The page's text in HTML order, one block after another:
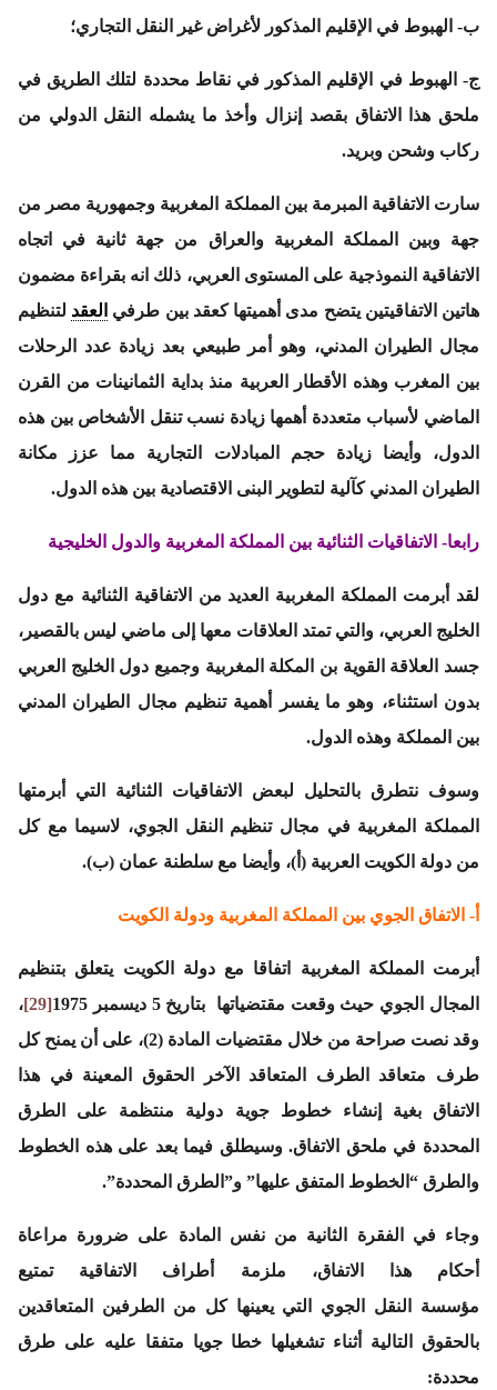
‌ب- الهبوط في الإقليم المذكور لأغراض غير النقل التجاري؛
‌ج- الهبوط في الإقليم المذكور في نقاط محددة لتلك الطريق في
ملحق هذا الاتفاق بقصد إنزال وأخذ ما يشمله النقل الدولي من
ركاب وشحن وبريد.
سارت الاتفاقية المبرمة بين المملكة المغربية وجمهورية مصر من
جهة وبين المملكة المغربية والعراق من جهة ثانية في اتجاه
الاتفاقية النموذجية على المستوى العربي، ذلك انه بقراءة مضمون
هاتين الاتفاقيتين يتضح مدى أهميتها كعقد بين طرفي العقد لتنظيم
مجال الطيران المدني، وهو أمر طبيعي بعد زيادة عدد الرحلات
بين المغرب وهذه الأقطار العربية منذ بداية الثمانينات من القرن
الماضي لأسباب متعددة أهمها زيادة نسب تنقل الأشخاص بين هذه
الدول، وأيضا زيادة حجم المبادلات التجارية مما عزز مكانة
الطيران المدني كآلية لتطوير البنى الاقتصادية بين هذه الدول.
رابعا- الاتفاقيات الثنائية بين المملكة المغربية والدول الخليجية
لقد أبرمت المملكة المغربية العديد من الاتفاقية الثنائية مع دول
الخليج العربي، والتي تمتد العلاقات معها إلى ماضي ليس بالقصير،
جسد العلاقة القوية بن المكلة المغربية وجميع دول الخليج العربي
بدون استثناء، وهو ما يفسر أهمية تنظيم مجال الطيران المدني
بين المملكة وهذه الدول.
وسوف نتطرق بالتحليل لبعض الاتفاقيات الثنائية التي أبرمتها
المملكة المغربية في مجال تنظيم النقل الجوي، لاسيما مع كل
من دولة الكويت العربية (أ)، وأيضا مع سلطنة عمان (ب).
أ- الاتفاق الجوي بين المملكة المغربية ودولة الكويت
أبرمت المملكة المغربية اتفاقا مع دولة الكويت يتعلق بتنظيم
المجال الجوي حيث وقعت مقتضياتها بتاريخ 5 ديسمبر 1975
[29]
،
وقد نصت صراحة من خلال مقتضيات المادة (2)، على أن يمنح كل
طرف متعاقد الطرف المتعاقد الآخر الحقوق المعينة في هذا
الاتفاق بغية إنشاء خطوط جوية دولية منتظمة على الطرق
المحددة في ملحق الاتفاق. وسيطلق فيما بعد على هذه الخطوط
والطرق “الخطوط المتفق عليها” و”الطرق المحددة”.
وجاء في الفقرة الثانية من نفس المادة على ضرورة مراعاة
أحكام هذا الاتفاق، ملزمة أطراف الاتفاقية تمتيع
مؤسسة النقل الجوي التي يعينها كل من الطرفين المتعاقدين
بالحقوق التالية أثناء تشغيلها خطا جويا متفقا عليه على طرق
محددة: